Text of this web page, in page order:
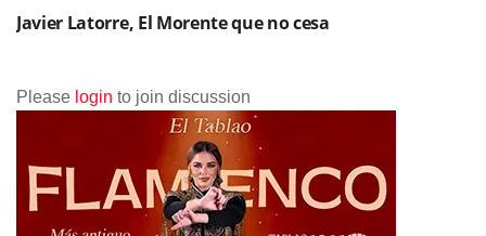
Javier Latorre, El Morente que no cesa
Please login to join discussion